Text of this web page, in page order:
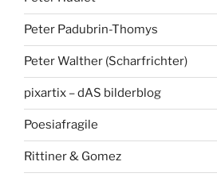
Peter Padubrin-Thomys
Peter Walther (Scharfrichter)
pixartix – dAS bilderblog
Poesiafragile
Rittiner & Gomez